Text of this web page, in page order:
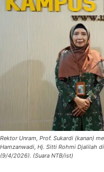
Rektor Unram, Prof. Sukardi (kanan)
Hamzanwadi, Hj. Sitti Rohmi Djalilah
(9/4/2026). (Suara NTB/ist)